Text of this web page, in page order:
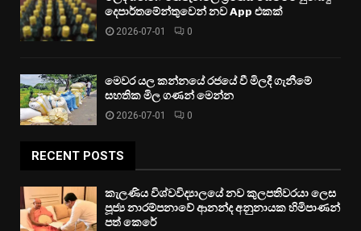
දෙපාර්තමේන්තුවෙන් නව App එකක්
2026-07-01 0
මෙවර යල කන්නයේ රජයේ වී මිලදී ගැනීමේ
සහතික මිල ගණන් මෙන්න
2026-07-01 0
RECENT POSTS
කැලණිය විශ්වවිද්‍යාලයේ නව කුලපතිවරයා ලෙස
පූජ්‍ය නාරම්පනාවේ ආනන්ද අනුනායක හිමිපාණන්
පත් කෙරේ